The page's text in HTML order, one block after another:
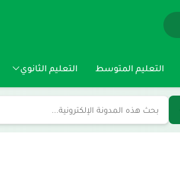
التعليم المتوسط التعليم الثانوي